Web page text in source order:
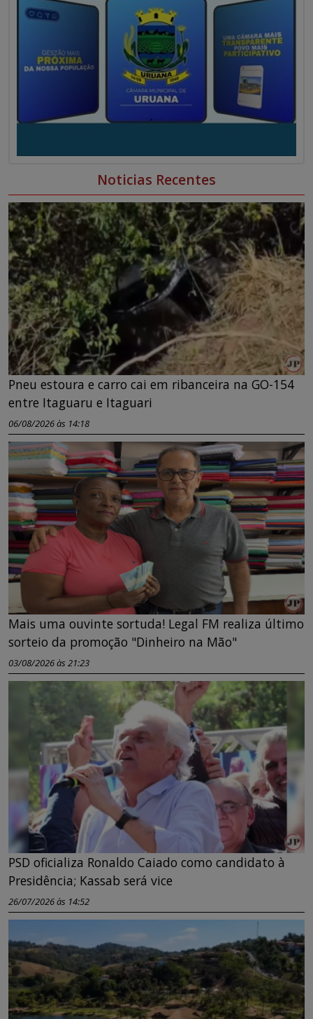
Noticias Recentes
Pneu estoura e carro cai em ribanceira na GO-154
entre Itaguaru e Itaguari
06/08/2026 às 14:18
Mais uma ouvinte sortuda! Legal FM realiza último
sorteio da promoção "Dinheiro na Mão"
03/08/2026 às 21:23
PSD oficializa Ronaldo Caiado como candidato à
Presidência; Kassab será vice
26/07/2026 às 14:52